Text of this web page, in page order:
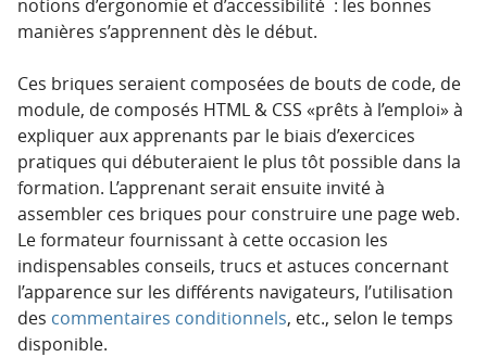
notions d’ergonomie et d’accessibilité : les bonnes
manières s’apprennent dès le début.
Ces briques seraient composées de bouts de code, de
module, de composés HTML & CSS «prêts à l’emploi» à
expliquer aux apprenants par le biais d’exercices
pratiques qui débuteraient le plus tôt possible dans la
formation. L’apprenant serait ensuite invité à
assembler ces briques pour construire une page web.
Le formateur fournissant à cette occasion les
indispensables conseils, trucs et astuces concernant
l’apparence sur les différents navigateurs, l’utilisation
des commentaires conditionnels, etc., selon le temps
disponible.